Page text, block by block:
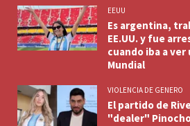
EEUU
Es argentina,
EE.UU. y fue
cuando iba a
Mundial
VIOLENCIA DE GENERO
El partido de
"dealer"